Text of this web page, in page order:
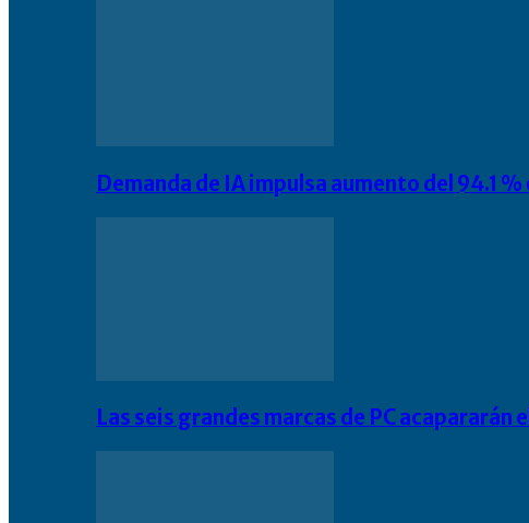
Demanda de IA impulsa aumento del 94.1
Las seis grandes marcas de PC acapararán